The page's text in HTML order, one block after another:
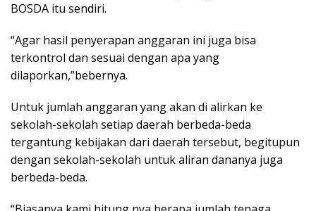
BOSDA itu sendiri.
“Agar hasil penyerapan anggaran ini juga bisa
terkontrol dan sesuai dengan apa yang
dilaporkan,”bebernya.
Untuk jumlah anggaran yang akan di alirkan ke
sekolah-sekolah setiap daerah berbeda-beda
tergantung kebijakan dari daerah tersebut, begitupun
dengan sekolah-sekolah untuk aliran dananya juga
berbeda-beda.